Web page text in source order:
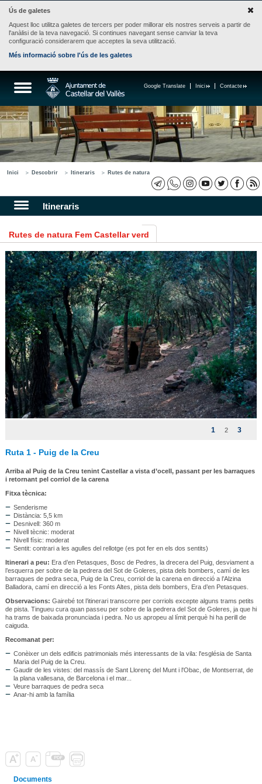
Ús de galetes
Aquest lloc utilitza galetes de tercers per poder millorar els nostres serveis a partir de
l'anàlisi de la teva navegació. Si continues navegant sense canviar la teva
configuració considerarem que acceptes la seva utilització.
Més informació sobre l'ús de les galetes
Contacte
Inici
Google Translate
Inici Descobrir Itineraris Rutes de natura
Itineraris
Rutes de natura Fem Castellar verd
1 2 3
Ruta 1 - Puig de la Creu
Arriba al Puig de la Creu tenint Castellar a vista d’ocell, passant per les barraques
i retornant pel corriol de la carena
Fitxa tècnica:
Senderisme
Distància: 5,5 km
Desnivell: 360 m
Nivell tècnic: moderat
Nivell físic: moderat
Sentit: contrari a les agulles del rellotge (es pot fer en els dos sentits)
Itinerari a peu: Era d’en Petasques, Bosc de Pedres, la drecera del Puig, desviament a
l’esquerra per sobre de la pedrera del Sot de Goleres, pista dels bombers, camí de les
barraques de pedra seca, Puig de la Creu, corriol de la carena en direcció a l’Alzina
Balladora, camí en direcció a les Fonts Altes, pista dels bombers, Era d’en Petasques.
Observacions: Gairebé tot l’itinerari transcorre per corriols excepte alguns trams petits
de pista. Tingueu cura quan passeu per sobre de la pedrera del Sot de Goleres, ja que hi
ha trams de baixada pronunciada i pedra. No us apropeu al límit perquè hi ha perill de
caiguda.
Recomanat per:
Conèixer un dels edificis patrimonials més interessants de la vila: l'església de Santa
Maria del Puig de la Creu.
Gaudir de les vistes: del massís de Sant Llorenç del Munt i l'Obac, de Montserrat, de
la plana vallesana, de Barcelona i el mar...
Veure barraques de pedra seca
Anar-hi amb la família
Documents